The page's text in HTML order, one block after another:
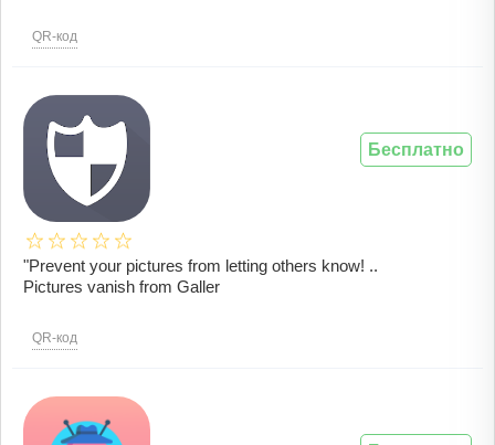
QR-код
"Prevent your pictures from letting others know! ..
Pictures vanish from Galler
QR-код
Бесплатно